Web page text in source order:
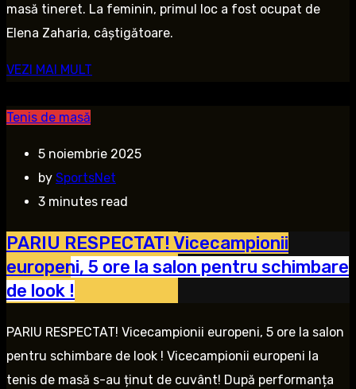
masă tineret. La feminin, primul loc a fost ocupat de
Elena Zaharia, câștigătoare.
VEZI MAI MULT
Tenis de masă
5 noiembrie 2025
by SportsNet
3 minutes read
PARIU RESPECTAT! Vicecampionii
europeni, 5 ore la salon pentru schimbare
de look !
PARIU RESPECTAT! Vicecampionii europeni, 5 ore la salon
pentru schimbare de look ! Vicecampionii europeni la
tenis de masă s-au ținut de cuvânt! După performanța